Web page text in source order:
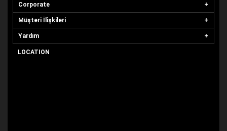
Corporate
Müşteri İlişkileri
Yardım
LOCATION